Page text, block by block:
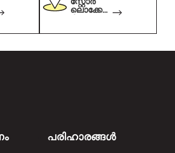
ലൊക്കേറ്റ
പരിഹാരങ്ങൾ